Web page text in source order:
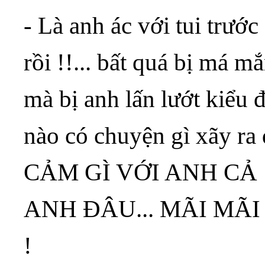
- Là anh ác với tui
rồi !!... bất quá bị má
mà bị anh lấn lướt kiểu
nào có chuyện gì xãy
CẢM GÌ VỚI ANH
ANH ĐÂU... MÃI
!